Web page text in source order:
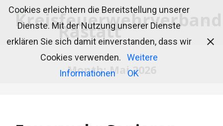
Month:Mai 2026
Cookies erleichtern die Bereitstellung unserer
Dienste. Mit der Nutzung unserer Dienste
erklären Sie sich damit einverstanden, dass wir
Cookies verwenden.
Weitere
Informationen
OK